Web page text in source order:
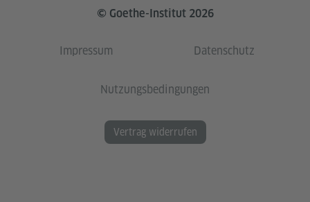
© Goethe-Institut 2026
Impressum Datenschutz
Nutzungsbedingungen
Vertrag widerrufen